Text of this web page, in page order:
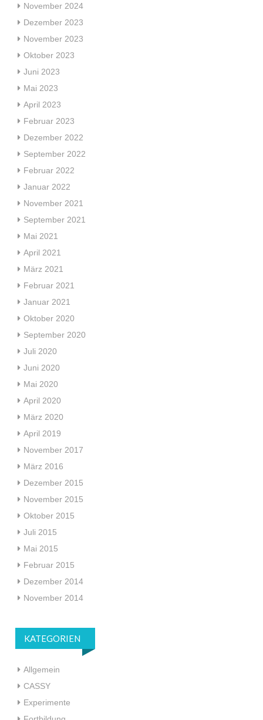
November 2024
Dezember 2023
November 2023
Oktober 2023
Juni 2023
Mai 2023
April 2023
Februar 2023
Dezember 2022
September 2022
Februar 2022
Januar 2022
November 2021
September 2021
Mai 2021
April 2021
März 2021
Februar 2021
Januar 2021
Oktober 2020
September 2020
Juli 2020
Juni 2020
Mai 2020
April 2020
März 2020
April 2019
November 2017
März 2016
Dezember 2015
November 2015
Oktober 2015
Juli 2015
Mai 2015
Februar 2015
Dezember 2014
November 2014
KATEGORIEN
Allgemein
CASSY
Experimente